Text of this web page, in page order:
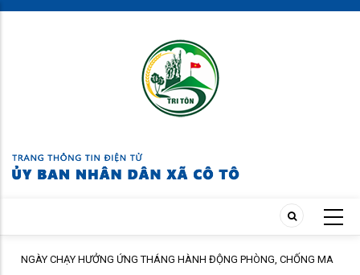
Skip
NGÀY CHẠY HƯỞNG ỨNG THÁNG HÀNH ĐỘNG PHÒNG, CHỐNG MA